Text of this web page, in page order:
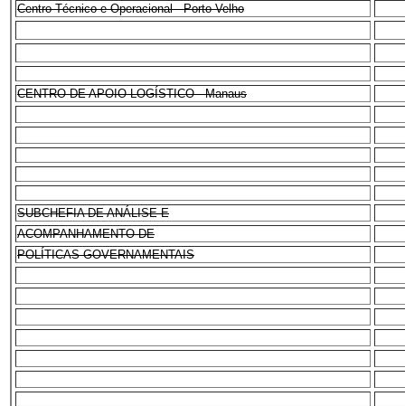
Centro Técnico e Operacional - Porto Velho
CENTRO DE APOIO LOGÍSTICO - Manaus
SUBCHEFIA DE ANÁLISE E
ACOMPANHAMENTO DE
POLÍTICAS GOVERNAMENTAIS